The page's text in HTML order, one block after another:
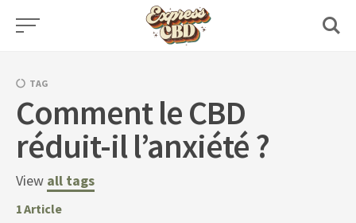
Skip
TAG
Comment le CBD
réduit-il l’anxiété ?
View all tags
1Article